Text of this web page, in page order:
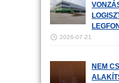
2026-07-21
NEM